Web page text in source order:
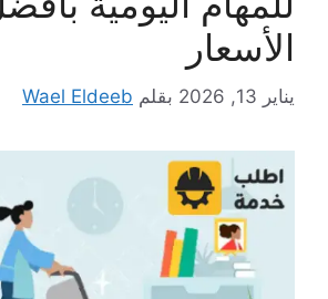
الأسعار
يناير 13, 2026 بقلم Wael Eldeeb